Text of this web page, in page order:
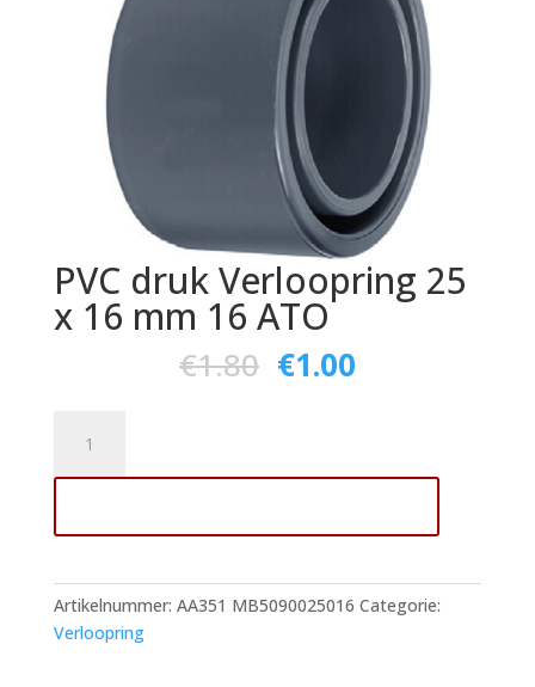
PVC druk Verloopring 25
x 16 mm 16 ATO
€1.80 €1.00
Verloopring
x
mm
16
ATO
Artikelnummer: AA351 MB5090025016 Categorie:
Verloopring